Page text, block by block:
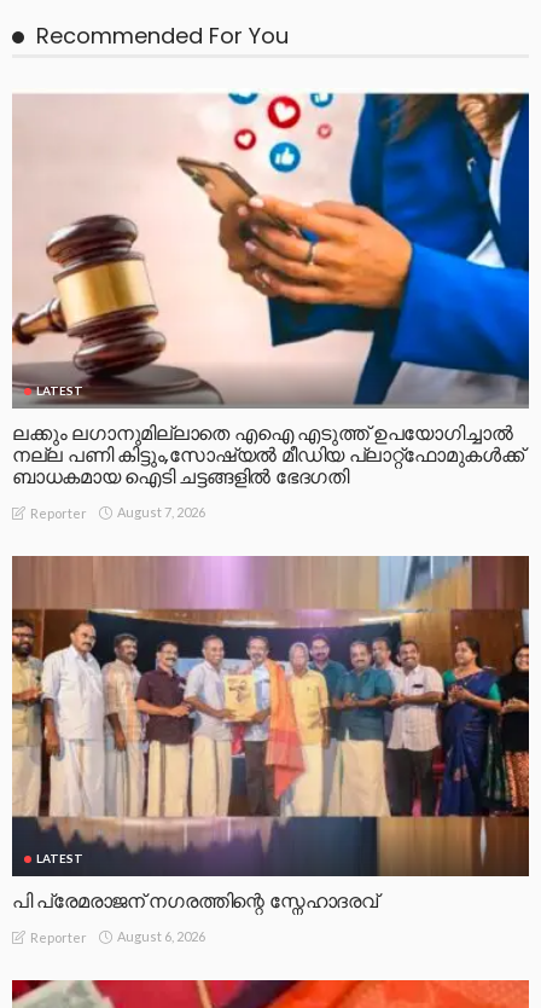
Recommended For You
LATEST
ലക്കും ലഗാനുമില്ലാതെ എഐ എടുത്ത് ഉപയോഗിച്ചാല്‍
നല്ല പണി കിട്ടും,സോഷ്യല്‍ മീഡിയ പ്ലാറ്റ്‌ഫോമുകള്‍ക്ക്
ബാധകമായ ഐടി ചട്ടങ്ങളില്‍ ഭേദഗതി
Reporter August 7, 2026
LATEST
പി പ്രേമരാജന് നഗരത്തിന്റെ സ്നേഹാദരവ്
Reporter August 6, 2026